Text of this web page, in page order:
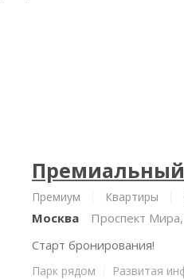
Премиум Квартиры
Москва
Проспект
Старт бронирования!
Парк рядом Развитая